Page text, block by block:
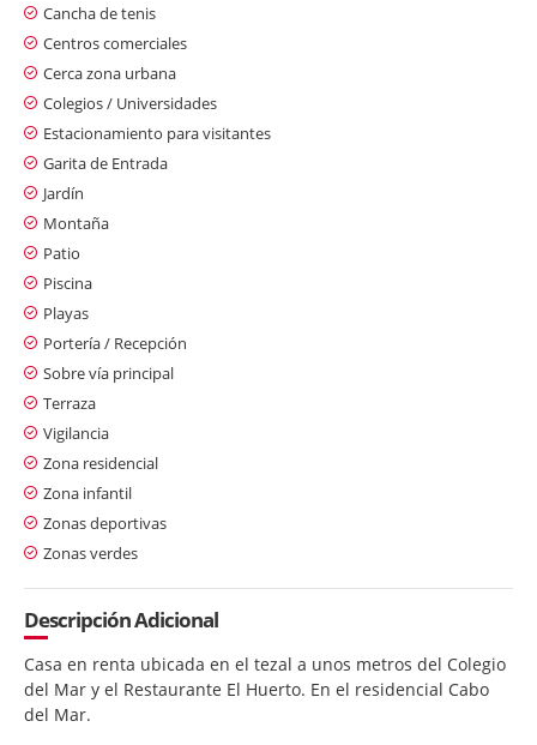
Cancha de tenis
Centros comerciales
Cerca zona urbana
Colegios / Universidades
Estacionamiento para visitantes
Garita de Entrada
Jardín
Montaña
Patio
Piscina
Playas
Portería / Recepción
Sobre vía principal
Terraza
Vigilancia
Zona residencial
Zona infantil
Zonas deportivas
Zonas verdes
Descripción Adicional
Casa en renta ubicada en el tezal a unos metros del Colegio
del Mar y el Restaurante El Huerto. En el residencial Cabo
del Mar.